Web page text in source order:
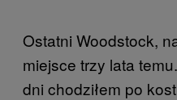
Ostatni Woodstock,
miejsce trzy lata
dni chodziłem po